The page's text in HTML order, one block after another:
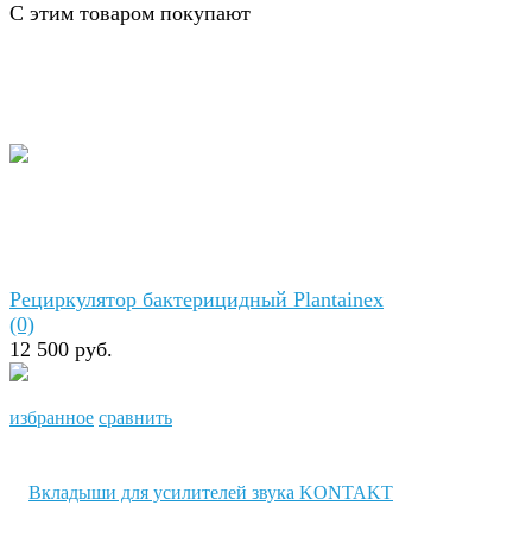
С этим товаром покупают
избранное сравнить
Рециркулятор бактерицидный Plantainex
(0)
12 500 руб.